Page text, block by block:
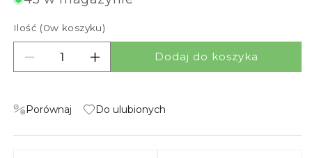
Ilość (0w koszyku)
Zmniejsz ilość dla PRAGMA STOJĄCA
Zwiększ ilość dla PRAGMA STOJĄCA
Dodaj do koszyka
Porównaj Do ulubionych